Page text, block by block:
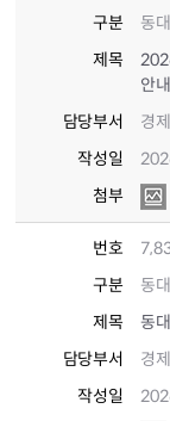
구분
동
제목
안
담당부서
경
작성일
첨부
번호
구분
동
제목
동
담당부서
경
작성일